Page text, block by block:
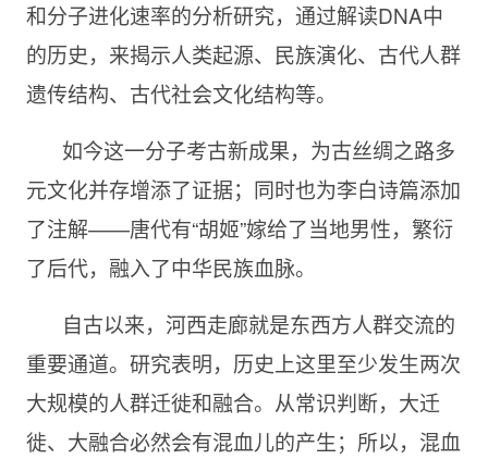
和分子进化速率的分析研究，通过解读DNA中
的历史，来揭示人类起源、民族演化、古代人群
遗传结构、古代社会文化结构等。
如今这一分子考古新成果，为古丝绸之路多
元文化并存增添了证据；同时也为李白诗篇添加
了注解——唐代有“胡姬”嫁给了当地男性，繁衍
了后代，融入了中华民族血脉。
自古以来，河西走廊就是东西方人群交流的
重要通道。研究表明，历史上这里至少发生两次
大规模的人群迁徙和融合。从常识判断，大迁
徙、大融合必然会有混血儿的产生；所以，混血